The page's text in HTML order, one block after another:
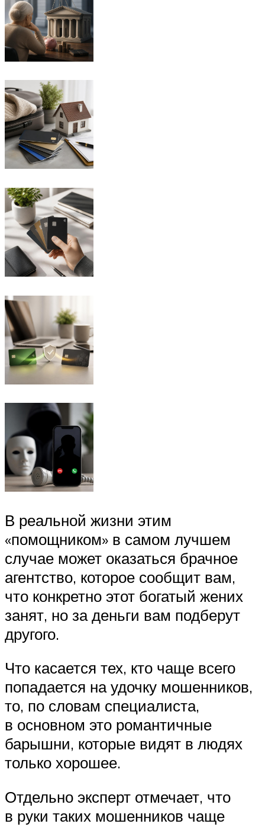
В реальной жизни этим
«помощником» в самом лучшем
случае может оказаться брачное
агентство, которое сообщит вам,
что конкретно этот богатый жених
занят, но за деньги вам подберут
другого.
Что касается тех, кто чаще всего
попадается на удочку мошенников,
то, по словам специалиста,
в основном это романтичные
барышни, которые видят в людях
только хорошее.
Отдельно эксперт отмечает, что
в руки таких мошенников чаще